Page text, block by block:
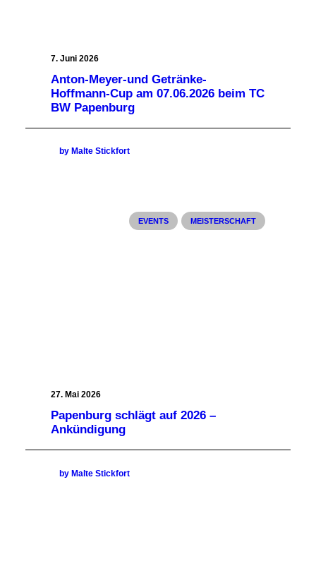
7. Juni 2026
Anton-Meyer-und Getränke-
Hoffmann-Cup am 07.06.2026 beim TC
BW Papenburg
by Malte Stickfort
EVENTS MEISTERSCHAFT
27. Mai 2026
Papenburg schlägt auf 2026 –
Ankündigung
by Malte Stickfort